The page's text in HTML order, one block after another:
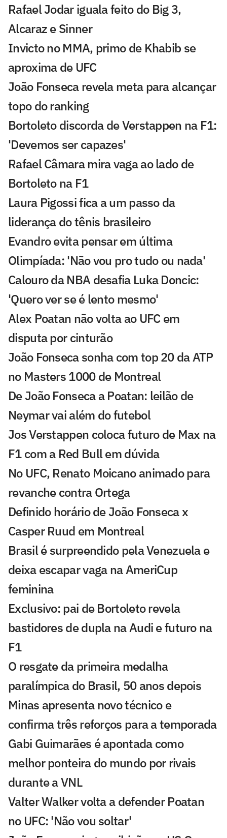
Rafael Jodar iguala feito do Big 3,
Alcaraz e Sinner
Invicto no MMA, primo de Khabib se
aproxima de UFC
João Fonseca revela meta para alcançar
topo do ranking
Bortoleto discorda de Verstappen na F1:
'Devemos ser capazes'
Rafael Câmara mira vaga ao lado de
Bortoleto na F1
Laura Pigossi fica a um passo da
liderança do tênis brasileiro
Evandro evita pensar em última
Olimpíada: 'Não vou pro tudo ou nada'
Calouro da NBA desafia Luka Doncic:
'Quero ver se é lento mesmo'
Alex Poatan não volta ao UFC em
disputa por cinturão
João Fonseca sonha com top 20 da ATP
no Masters 1000 de Montreal
De João Fonseca a Poatan: leilão de
Neymar vai além do futebol
Jos Verstappen coloca futuro de Max na
F1 com a Red Bull em dúvida
No UFC, Renato Moicano animado para
revanche contra Ortega
Definido horário de João Fonseca x
Casper Ruud em Montreal
Brasil é surpreendido pela Venezuela e
deixa escapar vaga na AmeriCup
feminina
Exclusivo: pai de Bortoleto revela
bastidores de dupla na Audi e futuro na
F1
O resgate da primeira medalha
paralímpica do Brasil, 50 anos depois
Minas apresenta novo técnico e
confirma três reforços para a temporada
Gabi Guimarães é apontada como
melhor ponteira do mundo por rivais
durante a VNL
Valter Walker volta a defender Poatan
no UFC: 'Não vou soltar'